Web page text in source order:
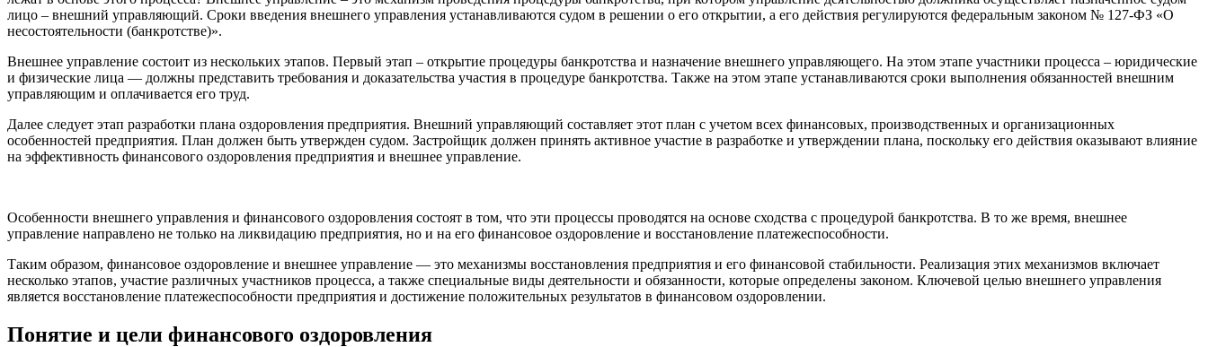
лицо – внешний управляющий. Сроки введения внешнего управления устанавливаются судом в решении о его открытии, а его действия регулируются федеральным законом № 127-ФЗ «О
несостоятельности (банкротстве)».
Внешнее управление состоит из нескольких этапов. Первый этап – открытие процедуры банкротства и назначение внешнего управляющего. На этом этапе участники процесса – юридические
и физические лица — должны представить требования и доказательства участия в процедуре банкротства. Также на этом этапе устанавливаются сроки выполнения обязанностей внешним
управляющим и оплачивается его труд.
Далее следует этап разработки плана оздоровления предприятия. Внешний управляющий составляет этот план с учетом всех финансовых, производственных и организационных
особенностей предприятия. План должен быть утвержден судом. Застройщик должен принять активное участие в разработке и утверждении плана, поскольку его действия оказывают влияние
на эффективность финансового оздоровления предприятия и внешнее управление.
Особенности внешнего управления и финансового оздоровления состоят в том, что эти процессы проводятся на основе сходства с процедурой банкротства. В то же время, внешнее
управление направлено не только на ликвидацию предприятия, но и на его финансовое оздоровление и восстановление платежеспособности.
Таким образом, финансовое оздоровление и внешнее управление — это механизмы восстановления предприятия и его финансовой стабильности. Реализация этих механизмов включает
несколько этапов, участие различных участников процесса, а также специальные виды деятельности и обязанности, которые определены законом. Ключевой целью внешнего управления
является восстановление платежеспособности предприятия и достижение положительных результатов в финансовом оздоровлении.
Понятие и цели финансового оздоровления